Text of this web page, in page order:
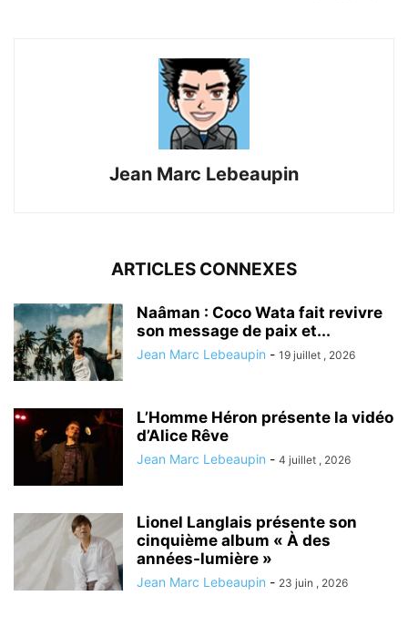
Jean Marc Lebeaupin
ARTICLES CONNEXES
Naâman : Coco Wata fait revivre
son message de paix et...
Jean Marc Lebeaupin - 19 juillet , 2026
L’Homme Héron présente la vidéo
d’Alice Rêve
Jean Marc Lebeaupin - 4 juillet , 2026
Lionel Langlais présente son
cinquième album « À des
années-lumière »
Jean Marc Lebeaupin - 23 juin , 2026